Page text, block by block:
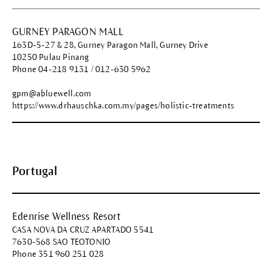
GURNEY PARAGON MALL
163D-5-27 & 28, Gurney Paragon Mall, Gurney Drive
10250 Pulau Pinang
Phone 04-218 9131 / 012-630 5962
gpm@abluewell.com
https://www.drhauschka.com.my/pages/holistic-treatments
Portugal
Edenrise Wellness Resort
CASA NOVA DA CRUZ APARTADO 5541
7630-568 SAO TEOTONIO
Phone 351 960 251 028